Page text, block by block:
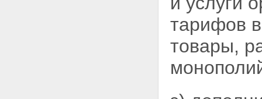
тарифов
товары,